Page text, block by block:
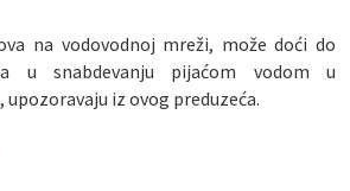
na vodovodnoj mreži, može doći do
u snabdevanju pijaćom vodom u
iz ovog preduzeća.